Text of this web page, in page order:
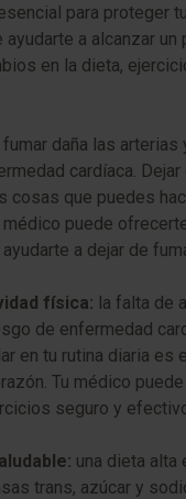
para proteger
ayudarte a alcanzar un
en la dieta,
fumar daña las arterias
cardíaca. Dejar
cosas que puedes
médico puede
a dejar de
física: la falta de
de enfermedad
en tu rutina diaria es
Tu médico
seguro y
una dieta alta
trans, azúcar y